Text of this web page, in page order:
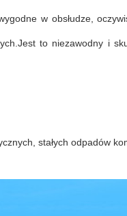
w obsłudze,
to niezawodny i
stałych odpadów